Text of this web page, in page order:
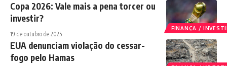
FINANÇA /
Copa 2026: Vale mais a pena torcer ou
investir?
19 de outubro de 2025
EUA denunciam violação do cessar-
fogo pelo Hamas